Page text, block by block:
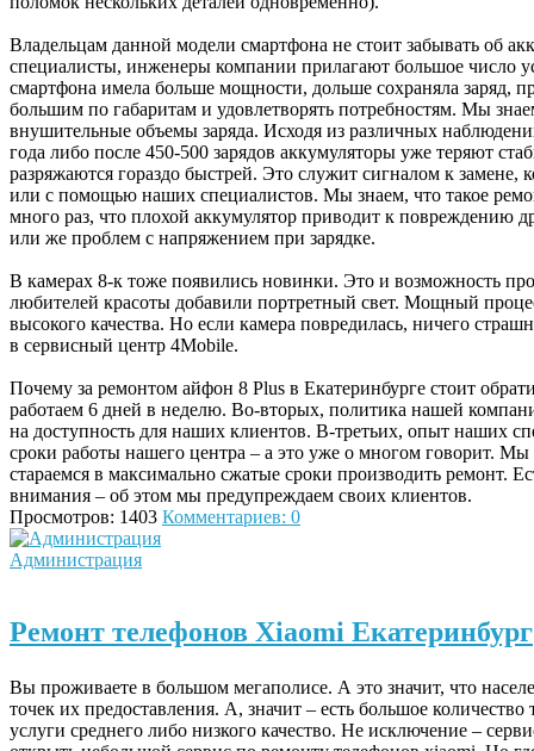
Владельцам данной модели смартфона не стоит забывать об
специалисты, инженеры компании прилагают большое число
смартфона имела больше мощности, дольше сохраняла заряд,
большим по габаритам и удовлетворять потребностям. Мы
внушительные объемы заряда. Исходя из различных
года либо после 450-500 зарядов аккумуляторы уже теряют
разряжаются гораздо быстрей. Это служит сигналом к замене,
или с помощью наших специалистов. Мы знаем, что такое
много раз, что плохой аккумулятор приводит к повреждению
или же проблем с напряжением при зарядке.
В камерах 8-к тоже появились новинки. Это и возможность
любителей красоты добавили портретный свет. Мощный
высокого качества. Но если камера повредилась, ничего
в сервисный центр 4Mobile.
Почему за ремонтом айфон 8 Plus в Екатеринбурге стоит
работаем 6 дней в неделю. Во-вторых, политика нашей
на доступность для наших клиентов. В-третьих, опыт наших
сроки работы нашего центра – а это уже о многом говорит.
стараемся в максимально сжатые сроки производить ремонт.
внимания – об этом мы предупреждаем своих клиентов.
Просмотров: 1403 Комментариев: 0
Администрация
Ремонт телефонов Xiaomi Екатеринбург
Вы проживаете в большом мегаполисе. А это значит, что
точек их предоставления. А, значит – есть большое
услуги среднего либо низкого качество. Не исключение –